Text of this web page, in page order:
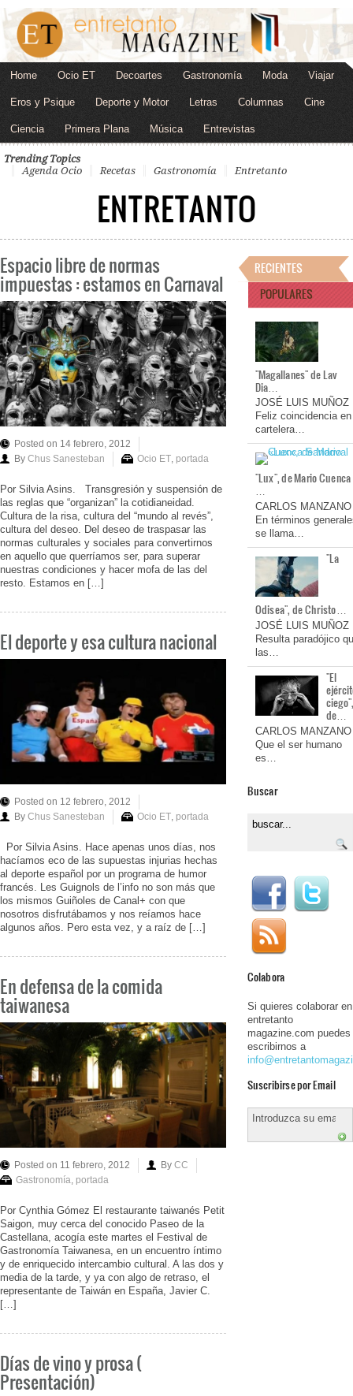
Home Ocio ET Decoartes Gastronomía Moda Viajar
Eros y Psique Deporte y Motor Letras Columnas Cine
Ciencia Primera Plana Música Entrevistas
Trending Topics
Agenda Ocio
Recetas Gastronomía Entretanto
ENTRETANTO
Espacio libre de normas
impuestas : estamos en Carnaval
Posted on 14 febrero, 2012
By Chus Sanesteban Ocio ET, portada
Por Silvia Asins. Transgresión y suspensión de
las reglas que “organizan” la cotidianeidad.
Cultura de la risa, cultura del “mundo al revés”,
cultura del deseo. Del deseo de traspasar las
normas culturales y sociales para convertirnos
en aquello que querríamos ser, para superar
nuestras condiciones y hacer mofa de las del
resto. Estamos en […]
El deporte y esa cultura nacional
Posted on 12 febrero, 2012
By Chus Sanesteban Ocio ET, portada
Por Silvia Asins. Hace apenas unos días, nos
hacíamos eco de las supuestas injurias hechas
al deporte español por un programa de humor
francés. Les Guignols de l’info no son más que
los mismos Guiñoles de Canal+ con que
nosotros disfrutábamos y nos reíamos hace
algunos años. Pero esta vez, y a raíz de […]
En defensa de la comida
taiwanesa
Posted on 11 febrero, 2012 By CC
Gastronomía, portada
Por Cynthia Gómez El restaurante taiwanés Petit
Saigon, muy cerca del conocido Paseo de la
Castellana, acogía este martes el Festival de
Gastronomía Taiwanesa, en un encuentro íntimo
y de enriquecido intercambio cultural. A las dos y
media de la tarde, y ya con algo de retraso, el
representante de Taiwán en España, Javier C.
[…]
Días de vino y prosa (
Presentación)
RECIENTES
POPULARES
"Magallanes" de Lav
Dia…
JOSÉ LUIS MUÑOZ
Feliz coincidencia en
cartelera…
"Lux", de Mario Cuenca
…
CARLOS MANZANO
En términos
se llama…
"La
Odisea", de Christo…
JOSÉ LUIS MUÑOZ
Resulta paradójico
las…
"El
de…
CARLOS MANZANO
Que el ser humano
es…
Buscar
Colabora
Si quieres colaborar en
entretanto
magazine.com puedes
escribirnos a
Suscribirse por Email